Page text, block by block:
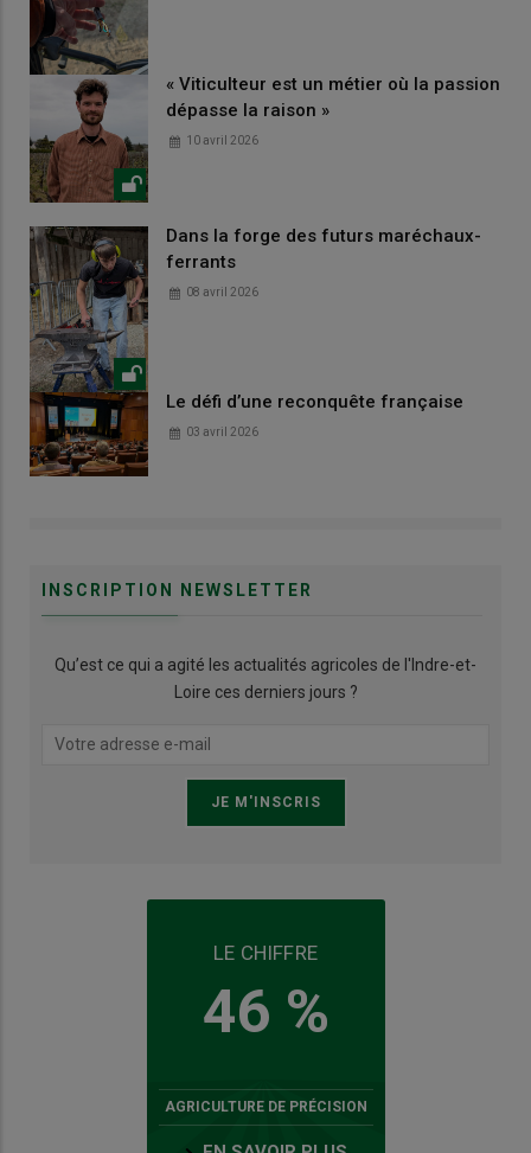
« Viticulteur est un métier où la passion
dépasse la raison »
10 avril 2026
Dans la forge des futurs maréchaux-
ferrants
08 avril 2026
Le défi d’une reconquête française
03 avril 2026
INSCRIPTION NEWSLETTER
Qu’est ce qui a agité les actualités agricoles de l'Indre-et-
Loire ces derniers jours ?
LE CHIFFRE
46 %
AGRICULTURE DE PRÉCISION